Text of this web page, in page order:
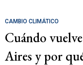
CAMBIO CLIMÁTICO
Cuándo
Aires y por